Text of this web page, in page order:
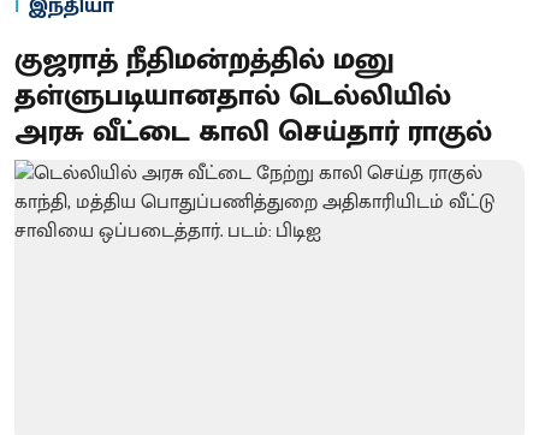
குஜராத் நீதிமன்றத்தில் மனு
தள்ளுபடியானதால் டெல்லியில்
அரசு வீட்டை காலி செய்தார் ராகுல்